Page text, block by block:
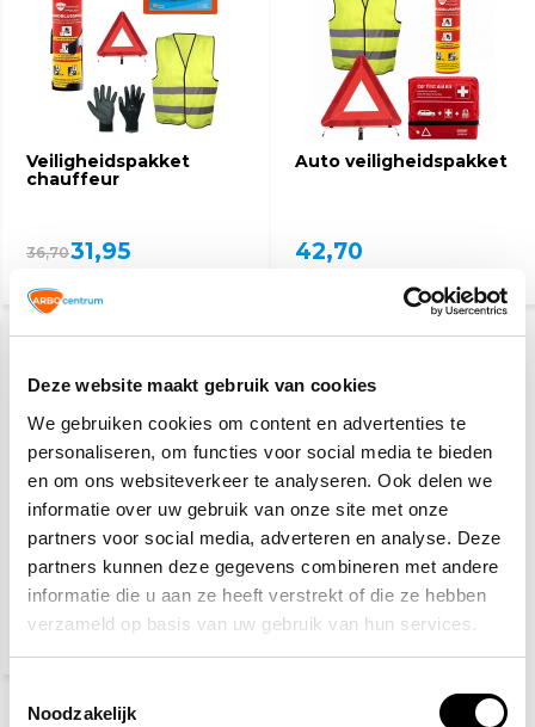
Deze website maakt gebruik van cookies
We gebruiken cookies om content en advertenties te
personaliseren, om functies voor social media te bieden
en om ons websiteverkeer te analyseren. Ook delen we
informatie over uw gebruik van onze site met onze
partners voor social media, adverteren en analyse. Deze
partners kunnen deze gegevens combineren met andere
informatie die u aan ze heeft verstrekt of die ze hebben
verzameld op basis van uw gebruik van hun services.
Noodzakelijk
Veiligheidspakket
chauffeur
36,7031,95
Auto veiligheidspakket
42,70
Veiligheidspakket
Sport
130,-117,30